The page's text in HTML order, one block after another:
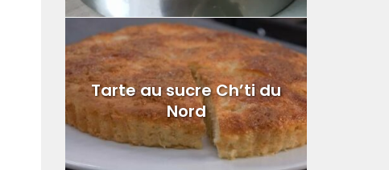
Tarte au sucre Ch’ti du
Nord